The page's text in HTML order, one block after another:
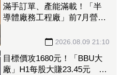
滿手訂單、產能滿載！「半
導體廠務工程廠」前7月營收
2026.08.09 21:10
目標價攻1680元！「BBU大
廠」H1每股大賺23.45元 資